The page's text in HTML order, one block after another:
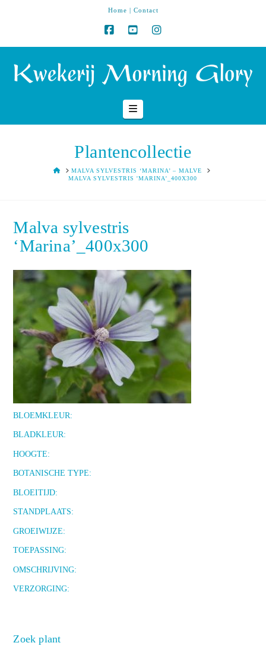
Home | Contact
Navigation
Plantencollectie
HOMEMALVA SYLVESTRIS ‘MARINA’ – MALVE
MALVA SYLVESTRIS 'MARINA'_400X300
Malva sylvestris
‘Marina’_400x300
BLOEMKLEUR:
BLADKLEUR:
HOOGTE:
BOTANISCHE TYPE:
BLOEITIJD:
STANDPLAATS:
GROEIWIJZE:
TOEPASSING:
OMSCHRIJVING:
VERZORGING:
Zoek plant